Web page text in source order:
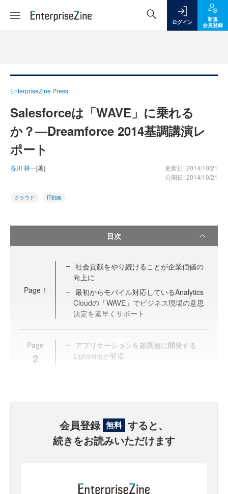
ログイン
新規
会員登録
EnterpriseZine Press
Salesforceは「WAVE」に乗れる
か？―Dreamforce 2014基調講演レ
ポート
谷川 耕一[著]
更新日: 2014/10/21
公開日: 2014/10/21
クラウド IT戦略
目次
Page 1
社会貢献をやり続けることが企業価値の
向上に
最初からモバイル対応しているAnalytics
Cloudの「WAVE」でビジネス現場の意思
決定を素早くサポート
Page
2
アプリケーションを超高速に開発する
Lightningが登場
会員登録 無料 すると、
続きをお読みいただけます